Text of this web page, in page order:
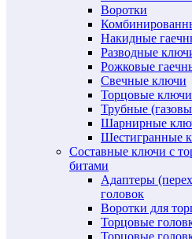
Воротки
Накидные
Разводные
Рожковые
Свечные ключи
Торцовые ключи
Трубные
Шарнирные
Шестигранные
Составные ключи с
битами
Адаптеры
головок
Воротки для
Торцовые
Торцовые